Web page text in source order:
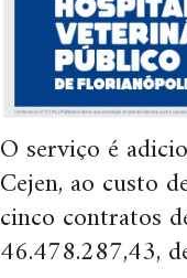
O serviço é
Cejen, ao custo
cinco contratos
46.478.287,43,